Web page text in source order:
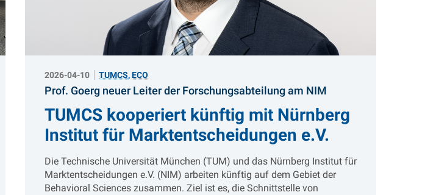
2026-04-10 TUMCS,ECO
Prof. Goerg neuer Leiter der Forschungsabteilung am NIM
TUMCS kooperiert künftig mit Nürnberg
Institut für Marktentscheidungen e.V.
Die Technische Universität München (TUM) und das Nürnberg Institut für
Marktentscheidungen e.V. (NIM) arbeiten künftig auf dem Gebiet der
Behavioral Sciences zusammen. Ziel ist es, die Schnittstelle von